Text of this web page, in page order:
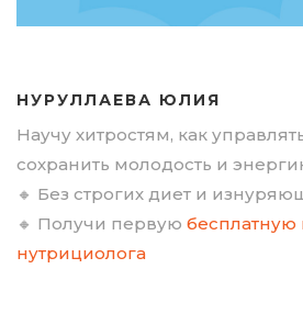
НУРУЛЛАЕВА ЮЛИЯ
Научу хитростям, как
сохранить молодость и
🔸 Без строгих диет и
🔸 Получи первую бесплатную
нутрициолога